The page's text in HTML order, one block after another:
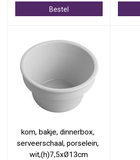
Bestel
kom, bakje, dinnerbox,
serveerschaal, porselein,
wit,(h)7,5xØ13cm